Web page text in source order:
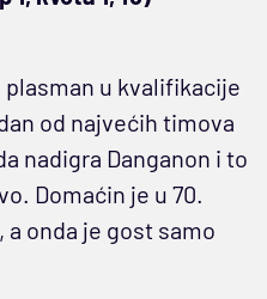
u kvalifikacije
od najvećih timova
nadigra Danganon i to
Domaćin je u 70.
onda je gost samo